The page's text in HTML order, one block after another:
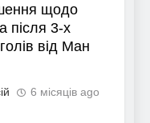
щодо
після 3-х
від Ман
6 місяців ago